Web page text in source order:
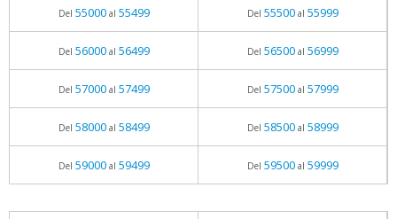
Del 55000al 55499 Del 55500al 55999
Del 56000al 56499 Del 56500al 56999
Del 57000al 57499 Del 57500al 57999
Del 58000al 58499 Del 58500al 58999
Del 59000al 59499 Del 59500al 59999